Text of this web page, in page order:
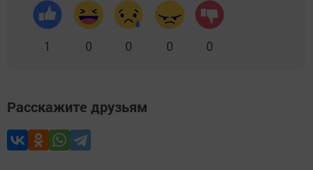
1 0 0 0 0
Расскажите друзьям